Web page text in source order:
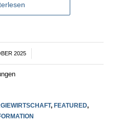
2025
, FEATURED,